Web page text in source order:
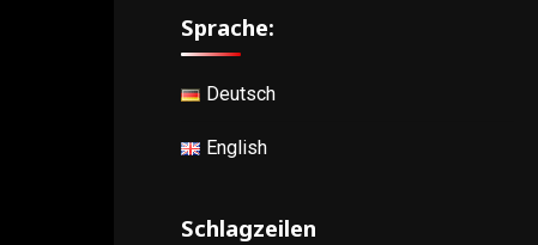
Sprache:
Deutsch
English
Schlagzeilen